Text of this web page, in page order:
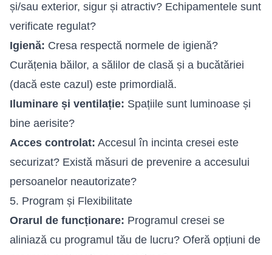
și/sau exterior, sigur și atractiv? Echipamentele sunt
verificate regulat?
Igienă: Cresa respectă normele de igienă?
Curățenia băilor, a sălilor de clasă și a bucătăriei
(dacă este cazul) este primordială.
Iluminare și ventilație: Spațiile sunt luminoase și
bine aerisite?
Acces controlat: Accesul în incinta cresei este
securizat? Există măsuri de prevenire a accesului
persoanelor neautorizate?
5. Program și Flexibilitate
Orarul de funcționare: Programul cresei se
aliniază cu programul tău de lucru? Oferă opțiuni de